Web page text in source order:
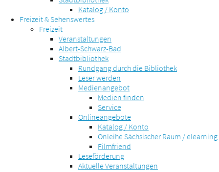
Katalog / Konto
Freizeit & Sehenswertes
Freizeit
Veranstaltungen
Albert-Schwarz-Bad
Stadtbibliothek
Rundgang durch die Bibliothek
Leser werden
Medienangebot
Medien finden
Service
Onlineangebote
Katalog / Konto
Onleihe Sächsischer Raum / elearning
Filmfriend
Leseförderung
Aktuelle Veranstaltungen